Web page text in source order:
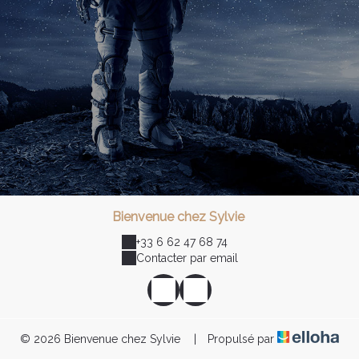
Bienvenue chez Sylvie
+33 6 62 47 68 74
Contacter par email
© 2026 Bienvenue chez Sylvie Propulsé par